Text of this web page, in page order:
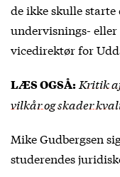
de ikke skulle
undervisnings- eller
vicedirektør for
LÆS OGSÅ: Kritik
vilkår og skader
Mike Gudbergsen
studerendes